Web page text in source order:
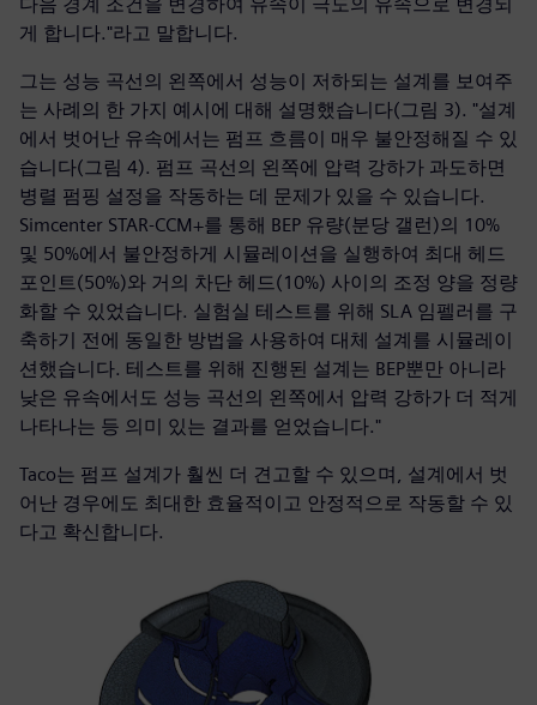
다음 경계 조건을 변경하여 유속이 극도의 유속으로 변경되
게 합니다."라고 말합니다.
그는 성능 곡선의 왼쪽에서 성능이 저하되는 설계를 보여주
는 사례의 한 가지 예시에 대해 설명했습니다(그림 3). "설계
에서 벗어난 유속에서는 펌프 흐름이 매우 불안정해질 수 있
습니다(그림 4). 펌프 곡선의 왼쪽에 압력 강하가 과도하면
병렬 펌핑 설정을 작동하는 데 문제가 있을 수 있습니다.
Simcenter STAR-CCM+를 통해 BEP 유량(분당 갤런)의 10%
및 50%에서 불안정하게 시뮬레이션을 실행하여 최대 헤드
포인트(50%)와 거의 차단 헤드(10%) 사이의 조정 양을 정량
화할 수 있었습니다. 실험실 테스트를 위해 SLA 임펠러를 구
축하기 전에 동일한 방법을 사용하여 대체 설계를 시뮬레이
션했습니다. 테스트를 위해 진행된 설계는 BEP뿐만 아니라
낮은 유속에서도 성능 곡선의 왼쪽에서 압력 강하가 더 적게
나타나는 등 의미 있는 결과를 얻었습니다."
Taco는 펌프 설계가 훨씬 더 견고할 수 있으며, 설계에서 벗
어난 경우에도 최대한 효율적이고 안정적으로 작동할 수 있
다고 확신합니다.